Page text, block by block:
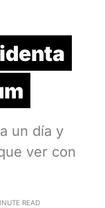
un día y
ver con
READ